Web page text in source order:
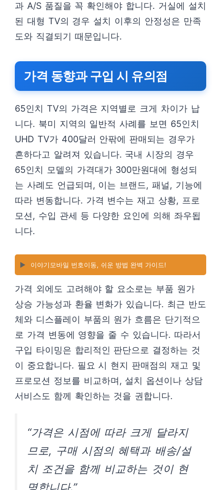
과 A/S 품질을 꼭 확인해야 합니다. 거실에 설치
된 대형 TV의 경우 설치 이후의 안정성은 만족
도와 직결되기 때문입니다.
가격 동향과 구입 시 유의점
65인치 TV의 가격은 지역별로 크게 차이가 납
니다. 북미 지역의 일반적 사례를 보면 65인치
UHD TV가 400달러 안팎에 판매되는 경우가
흔하다고 알려져 있습니다. 국내 시장의 경우
65인치 모델의 가격대가 300만원대에 형성되
는 사례도 언급되며, 이는 브랜드, 패널, 기능에
따라 변동합니다. 가격 변수는 재고 상황, 프로
모션, 수입 관세 등 다양한 요인에 의해 좌우됩
니다.
▶️ 이야기모바일 번호이동, 쉬운 방법 완벽 가이드!
가격 외에도 고려해야 할 요소로는 부품 원가
상승 가능성과 환율 변화가 있습니다. 최근 반도
체와 디스플레이 부품의 원가 흐름은 단기적으
로 가격 변동에 영향을 줄 수 있습니다. 따라서
구입 타이밍은 합리적인 판단으로 결정하는 것
이 중요합니다. 필요 시 현지 판매점의 재고 및
프로모션 정보를 비교하며, 설치 옵션이나 상담
서비스도 함께 확인하는 것을 권합니다.
“가격은 시점에 따라 크게 달라지
므로, 구매 시점의 혜택과 배송/설
치 조건을 함께 비교하는 것이 현
명합니다.”